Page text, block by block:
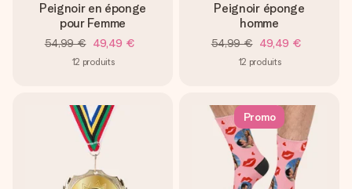
Peignoir en éponge
pour Femme
54,99 € 49,49 €
12 produits
Peignoir éponge
homme
54,99 € 49,49 €
12 produits
Promo